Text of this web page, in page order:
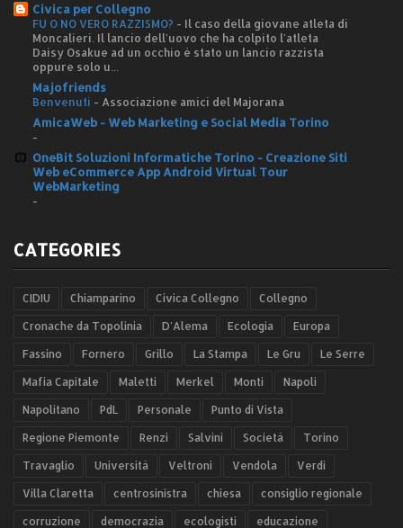
Civica per Collegno
FU O NO VERO RAZZISMO? - Il caso della giovane atleta di
Moncalieri. Il lancio dell'uovo che ha colpito l'atleta
Daisy Osakue ad un occhio è stato un lancio razzista
oppure solo u...
Majofriends
Benvenuti - Associazione amici del Majorana
AmicaWeb - Web Marketing e Social Media Torino
-
OneBit Soluzioni Informatiche Torino - Creazione Siti
Web eCommerce App Android Virtual Tour
WebMarketing
-
CATEGORIES
CIDIU Chiamparino Civica Collegno Collegno
Cronache da Topolinia D'Alema Ecologia Europa
Fassino Fornero Grillo La Stampa Le Gru Le Serre
Mafia Capitale Maletti Merkel Monti Napoli
Napolitano PdL Personale Punto di Vista
Regione Piemonte Renzi Salvini Società Torino
Travaglio Università Veltroni Vendola Verdi
Villa Claretta centrosinistra chiesa consiglio regionale
corruzione democrazia ecologisti educazione